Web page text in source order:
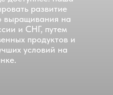
развитие
выращивания на
и СНГ, путем
продуктов и
условий на